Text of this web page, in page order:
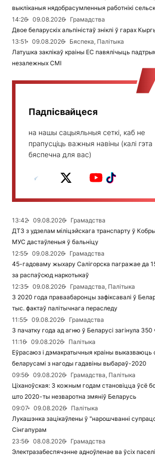
выкліканыя нядобрасумленныя работнікі
14:26
09.08.2026
Грамадства
Двое беларускіх альпіністаў зніклі ў гарах
13:51
09.08.2026
Бяспека, Палітыка
Латушка заклікаў краіны ЕС павялічыць
незалежных СМІ
Падпісвайцеся
на нашы сацыяльныя сеткі, каб не
прапусціць важныя навіны (калі гэта
бяспечна для вас)
13:42 09.08.2026
Грамадства
ДТЗ з удзелам міліцэйскага транспарту ў
МУС дастаўленыя ў бальніцу
12:55
09.08.2026
Грамадства
45-гадоваму жыхару Салігорска пагражае да
за распаўсюд наркотыкаў
12:35
09.08.2026
Грамадства, Палітыка
З 2020 года праваабаронцы зафіксавалі ў
тыс. фактаў палітычнага пераследу
11:55
09.08.2026
Грамадства
З пачатку года ад агню ў Беларусі загінула 350
11:16
09.08.2026
Палітыка
Еўрасаюз і дэмакратычныя краіны выказваюць
беларусамі з нагоды гадавіны выбараў-2020
09:56
09.08.2026
Грамадства, Палітыка
Ціханоўская: З кожным годам становіцца ўсё
што 2020-ты незваротна змяніў Беларусь
09:07
09.08.2026
Палітыка
Лукашэнка зацікаўлены ў "нарошчванні
Сінгапурам
23:56
08.08.2026
Грамадства
Электразабеспячэнне адноўленае ва ўсіх